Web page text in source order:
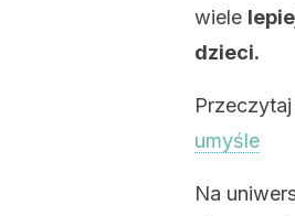
wiele
dzieci.
umyśle
Na